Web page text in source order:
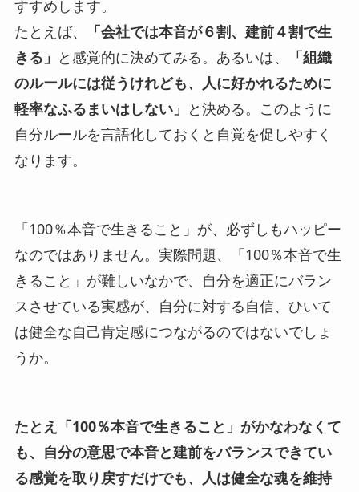
すすめします。
たとえば、
「会社では本音が６割、建前４割で生
きる」 と感覚的に決めてみる。あるいは、
「組織
のルールには従うけれども、人に好かれるために
軽率なふるまいはしない」 と決める。このように
自分ルールを言語化しておくと自覚を促しやすく
なります。
「100％本音で生きること」が、必ずしもハッピー
なのではありません。実際問題、
「100％本音で生
きること」が難しいなかで、自分を適正にバラン
スさせている実感が、自分に対する自信、ひいて
は健全な自己肯定感につながるのではないでしょ
うか。
たとえ「100％本音で生きること」がかなわなくて
も、自分の意思で本音と建前をバランスできてい
る感覚を取り戻すだけでも、人は健全な魂を維持